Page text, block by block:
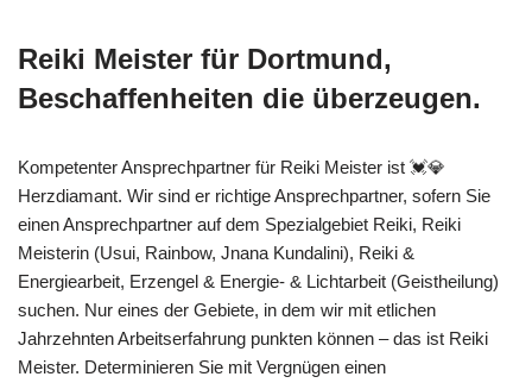
Reiki Meister für Dortmund,
Beschaffenheiten die überzeugen.
Kompetenter Ansprechpartner für Reiki Meister ist 💓️💎
Herzdiamant. Wir sind er richtige Ansprechpartner, sofern Sie
einen Ansprechpartner auf dem Spezialgebiet Reiki, Reiki
Meisterin (Usui, Rainbow, Jnana Kundalini), Reiki &
Energiearbeit, Erzengel & Energie- & Lichtarbeit (Geistheilung)
suchen. Nur eines der Gebiete, in dem wir mit etlichen
Jahrzehnten Arbeitserfahrung punkten können – das ist Reiki
Meister. Determinieren Sie mit Vergnügen einen